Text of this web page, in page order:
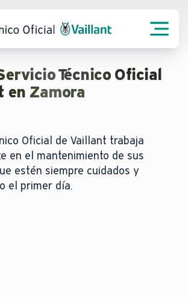
Técnico Oficial
en Zamora
Oficial de Vaillant trabaja
en el mantenimiento de sus
estén siempre cuidados y
el primer día.